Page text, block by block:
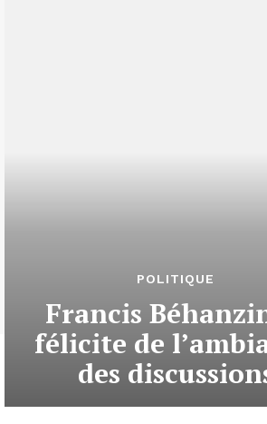
POLITIQUE
Francis
félicite de
des